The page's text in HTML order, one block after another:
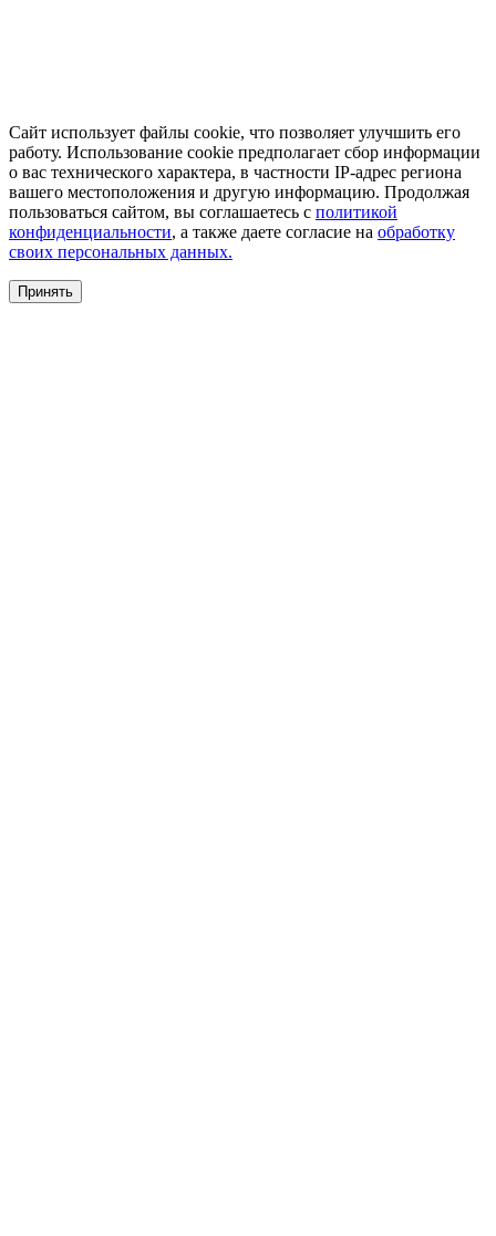
Сайт использует файлы cookie, что позволяет улучшить его
работу. Использование cookie предполагает сбор информации
о вас технического характера, в частности IP-адрес региона
вашего местоположения и другую информацию. Продолжая
пользоваться сайтом, вы соглашаетесь с политикой
конфиденциальности, а также даете согласие на обработку
своих персональных данных.
Принять